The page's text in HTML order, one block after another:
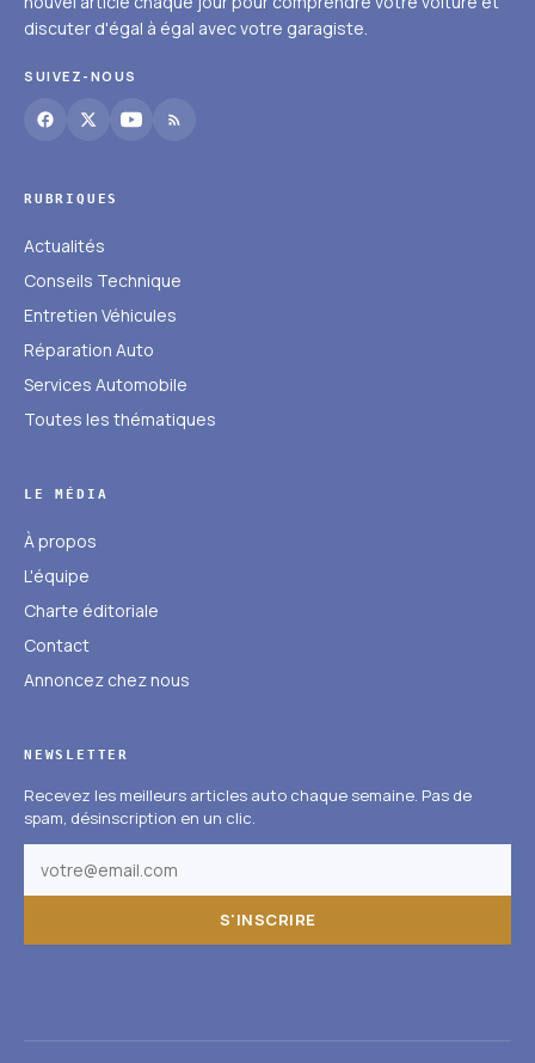
discuter d'égal à égal avec votre garagiste.
SUIVEZ-NOUS
RUBRIQUES
Actualités
Conseils Technique
Entretien Véhicules
Réparation Auto
Services Automobile
Toutes les thématiques
LE MÉDIA
À propos
L'équipe
Charte éditoriale
Contact
Annoncez chez nous
NEWSLETTER
Recevez les meilleurs articles auto chaque semaine. Pas de
spam, désinscription en un clic.
S'INSCRIRE